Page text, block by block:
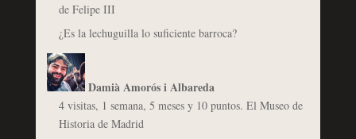
de Felipe III
¿Es la lechuguilla lo suficiente barroca?
Damià Amorós i Albareda
4 visitas, 1 semana, 5 meses y 10 puntos. El Museo de
Historia de Madrid